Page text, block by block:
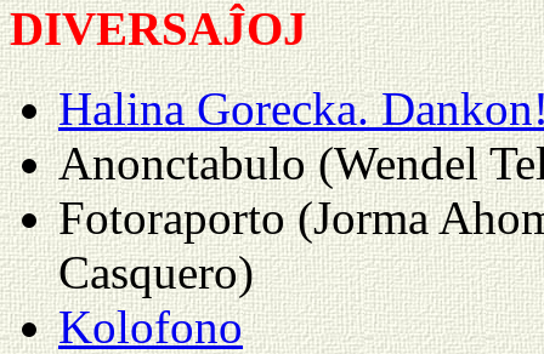
DIVERSAĴOJ
Halina Gorecka.
Anonctabulo (Wendel
Fotoraporto (Jorma
Casquero)
Kolofono